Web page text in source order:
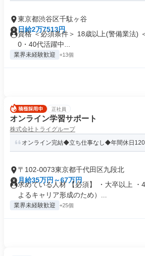
東京都渋谷区千駄ヶ谷
日給2万7513円
資格 ＜必須条件＞ 18歳以上(警備業法)
0・40代活躍中...
業界未経験歓迎 +13個
正社員
オンライン学習サポート
株式会社トライグループ
オンライン完結◆立ち仕事なし◆年間休日120
〒102-0073東京都千代田区九段北
月給35万円～67万円
求めている人材 【必須】 ・大卒以上 ・
よるキャリア形成のため）...
業界未経験歓迎 +25個